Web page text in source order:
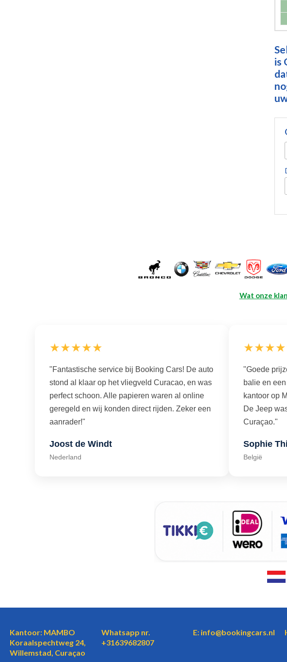
is
Wat onze
★★★★★
"Fantastische service bij Booking Cars! De auto
stond al klaar op het vliegveld Curacao, en was
perfect schoon. Alle papieren waren al online
geregeld en wij konden direct rijden. Zeker een
aanrader!"
Joost de Windt
Nederland
"Goede
balie en
kantoor op
De Jeep
Curaçao."
Sophie
België
Kantoor: MAMBO
Koraalspechtweg 24,
Willemstad, Curaçao
Whatsapp nr.
+31639682807
E: info@bookingcars.nl